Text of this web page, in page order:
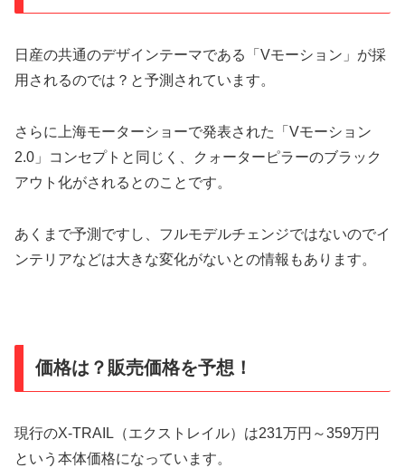
日産の共通のデザインテーマである「Vモーション」が採
用されるのでは？と予測されています。
さらに上海モーターショーで発表された「Vモーション
2.0」コンセプトと同じく、クォーターピラーのブラック
アウト化がされるとのことです。
あくまで予測ですし、フルモデルチェンジではないのでイ
ンテリアなどは大きな変化がないとの情報もあります。
価格は？販売価格を予想！
現行のX-TRAIL（エクストレイル）は231万円～359万円
という本体価格になっています。